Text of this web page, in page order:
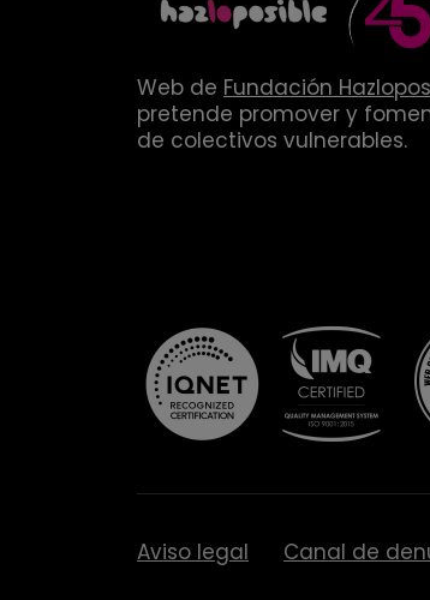
Web de Fundación
pretende promover y
de colectivos vulnerables.
Aviso legal Canal de